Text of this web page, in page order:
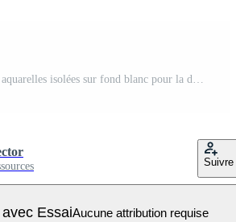
Suivre
EssaiAucune attribution requise